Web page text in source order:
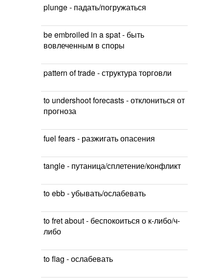
plunge - падать/погружаться
be embroiled in a spat - быть
вовлеченным в споры
pattern of trade - структура торговли
to undershoot forecasts - отклониться от
прогноза
fuel fears - разжигать опасения
tangle - путаница/сплетение/конфликт
to ebb - убывать/ослабевать
to fret about - беспокоиться о к-либо/ч-
либо
to flag - ослабевать